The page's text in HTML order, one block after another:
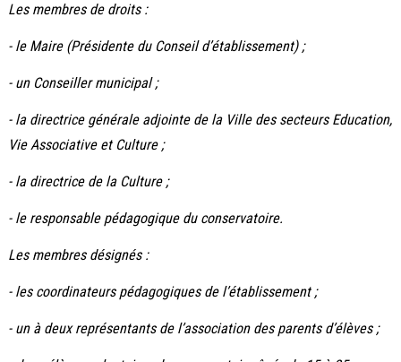
Les membres de droits :
- le Maire (Présidente du Conseil d’établissement) ;
- un Conseiller municipal ;
- la directrice générale adjointe de la Ville des secteurs Education,
Vie Associative et Culture ;
- la directrice de la Culture ;
- le responsable pédagogique du conservatoire.
Les membres désignés :
- les coordinateurs pédagogiques de l’établissement ;
- un à deux représentants de l’association des parents d’élèves ;